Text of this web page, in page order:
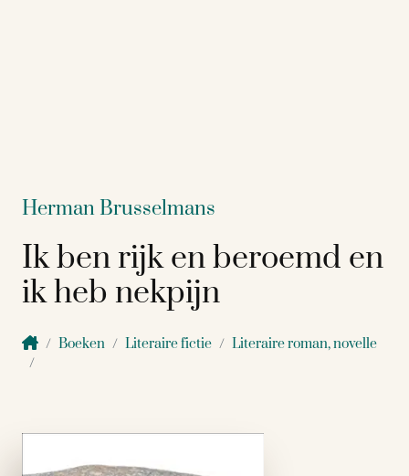
Herman Brusselmans
Ik ben rijk en beroemd en
ik heb nekpijn
Boeken Literaire fictie Literaire roman, novelle